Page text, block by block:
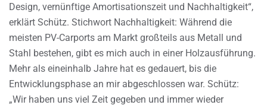
Design, vernünftige Amortisationszeit und Nachhaltigkeit“,
erklärt Schütz. Stichwort Nachhaltigkeit: Während die
meisten PV-Carports am Markt großteils aus Metall und
Stahl bestehen, gibt es mich auch in einer Holzausführung.
Mehr als eineinhalb Jahre hat es gedauert, bis die
Entwicklungsphase an mir abgeschlossen war. Schütz:
„Wir haben uns viel Zeit gegeben und immer wieder